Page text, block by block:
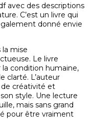
avec des descriptions
C’est un livre qui
donné envie
la mise
Le livre
condition humaine,
clarté. L’auteur
créativité et
style. Une lecture
mais sans grand
pour être vraiment